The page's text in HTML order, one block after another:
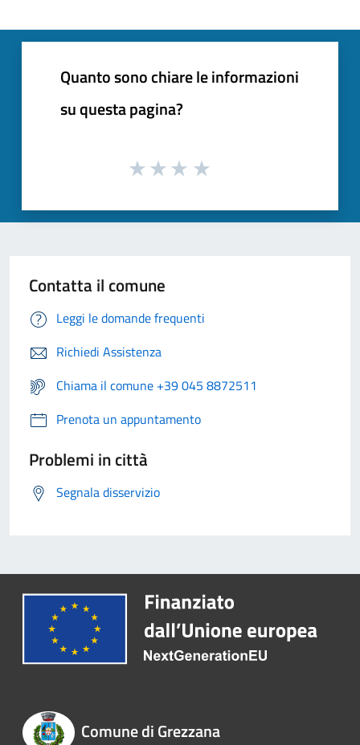
Quanto sono chiare le informazioni
su questa pagina?
Contatta il comune
Leggi le domande frequenti
Richiedi Assistenza
Chiama il comune +39 045 8872511
Prenota un appuntamento
Problemi in città
Segnala disservizio
Comune di Grezzana